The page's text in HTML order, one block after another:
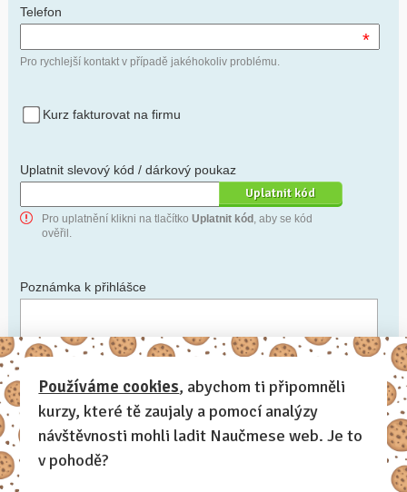
Telefon
*
Pro rychlejší kontakt v případě jakéhokoliv problému.
Kurz fakturovat na firmu
Uplatnit slevový kód / dárkový poukaz
Pro uplatnění klikni na tlačítko Uplatnit kód , aby se kód
ověřil.
Poznámka k přihlášce
Chceš-li se na cokoli zeptat, nebo ke své přihlášce poznamenat.
Anonymní profil – odesláním přihlášky se automaticky
vytvoří tvůj profil na Naučmese. Zatrhni tuto volbu a profil
bude skrytý.
Chci dostávat Naučmese newsletter
Používáme cookies, abychom ti připomněli
kurzy, které tě zaujaly a pomocí analýzy
návštěvnosti mohli ladit Naučmese web. Je to
v pohodě?